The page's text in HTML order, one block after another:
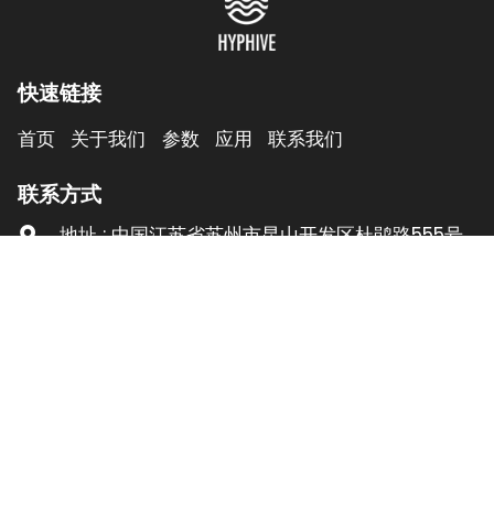
快速链接
首页 关于我们 参数 应用 联系我们
联系方式
地址 : 中国江苏省苏州市昆山开发区杜鹃路555号